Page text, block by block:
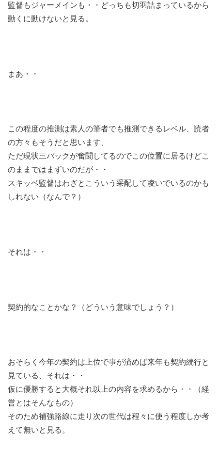
監督もジャーメインも・・どっちも切羽詰まっているから
動くに動けないと見る。
まあ・・
この程度の推測は素人の筆者でも推測できるレベル、読者
の方々もそうだと思います、
ただ現状三バックが奮闘してるのでこの位置に居るけどこ
のままではまずいのだが・・
スキッベ監督はわざとこういう采配して凌いでいるのかも
しれない（なんで？）
それは・・
契約的なことかな？（どういう意味でしょう？）
おそらく今年の契約は上位で事が済めば来年も契約続行と
見ている、それは・・
仮に優勝すると大概それ以上の内容を求めるから・・（経
営とはそんなもの）
そのため補強路線に走り次の世代は程々に使う程度しか考
えて無いと見る。